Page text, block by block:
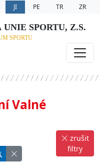
JI PE TR ZR
SPORTU, Z.S.
SPORTU
Valné
zrušit
filtry